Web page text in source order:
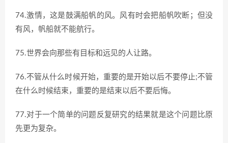
74.激情，这是鼓满船帆的风。风有时会把船帆吹断；但没
有风，帆船就不能航行。
75.世界会向那些有目标和远见的人让路。
76.不管从什么时候开始，重要的是开始以后不要停止;不管
在什么时候结束，重要的是结束以后不要后悔。
77.对于一个简单的问题反复研究的结果就是这个问题比原
先更为复杂。